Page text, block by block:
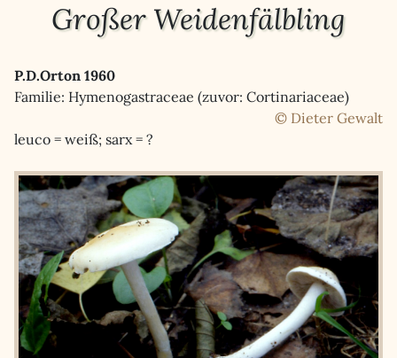
Großer Weidenfälbling
P.D.Orton 1960
Familie: Hymenogastraceae (zuvor: Cortinariaceae)
© Dieter Gewalt
leuco = weiß; sarx = ?